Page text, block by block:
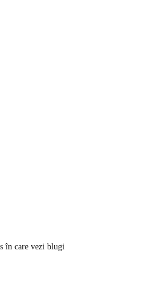
în care vezi blugi